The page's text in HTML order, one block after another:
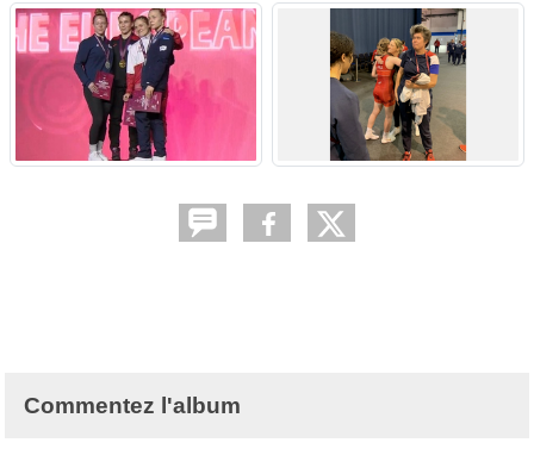
Commentez l'album